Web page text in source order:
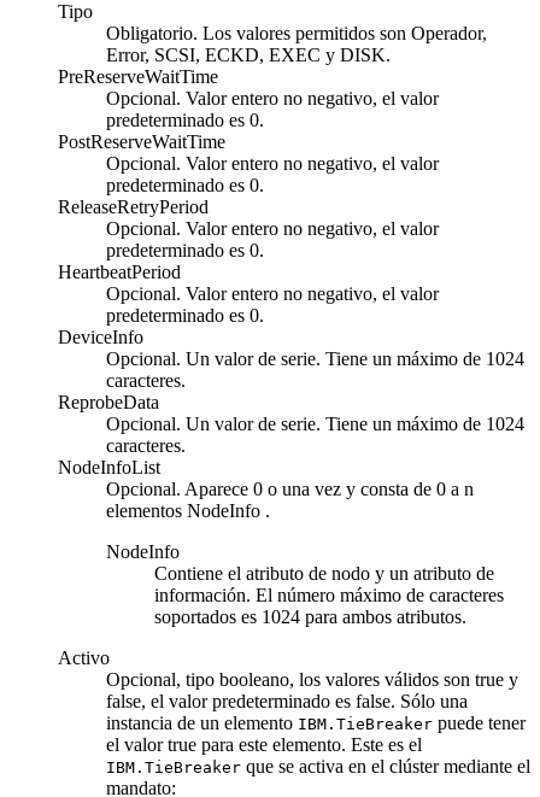
Tipo
Obligatorio. Los valores permitidos son Operador,
Error, SCSI, ECKD, EXEC y DISK.
PreReserveWaitTime
Opcional. Valor entero no negativo, el valor
predeterminado es 0.
PostReserveWaitTime
Opcional. Valor entero no negativo, el valor
predeterminado es 0.
ReleaseRetryPeriod
Opcional. Valor entero no negativo, el valor
predeterminado es 0.
HeartbeatPeriod
Opcional. Valor entero no negativo, el valor
predeterminado es 0.
DeviceInfo
Opcional. Un valor de serie. Tiene un máximo de 1024
caracteres.
ReprobeData
Opcional. Un valor de serie. Tiene un máximo de 1024
caracteres.
NodeInfoList
Opcional. Aparece 0 o una vez y consta de 0 a n
elementos NodeInfo .
NodeInfo
Contiene el atributo de nodo y un atributo de
información. El número máximo de caracteres
soportados es 1024 para ambos atributos.
Activo
Opcional, tipo booleano, los valores válidos son true y
false, el valor predeterminado es false. Sólo una
instancia de un elemento IBM.TieBreaker puede tener
el valor true para este elemento. Este es el
IBM.TieBreaker que se activa en el clúster mediante el
mandato: